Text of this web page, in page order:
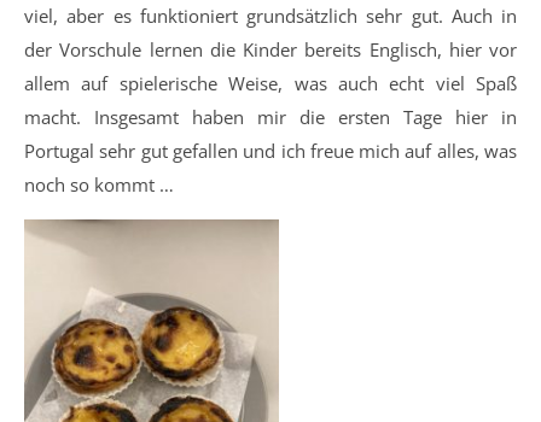
viel, aber es funktioniert grundsätzlich sehr gut. Auch in
der Vorschule lernen die Kinder bereits Englisch, hier vor
allem auf spielerische Weise, was auch echt viel Spaß
macht. Insgesamt haben mir die ersten Tage hier in
Portugal sehr gut gefallen und ich freue mich auf alles, was
noch so kommt …